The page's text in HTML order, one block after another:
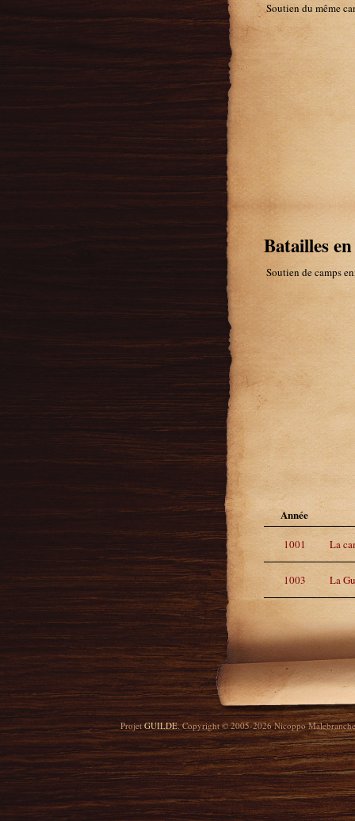
Soutien du même
Batailles
Soutien de camps
Année
1001 La
1003 La
ProjetGUILDE. Copyright © 2005-2026 Nicoppo Malebranche